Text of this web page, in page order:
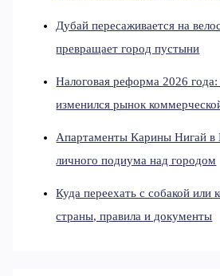
Дубай пересаживается на
превращает город пустыни
Налоговая реформа 2026
изменился рынок
Апартаменты Карины Нигай в
личного подиума над городом
Куда переехать с собакой или
страны, правила и документы